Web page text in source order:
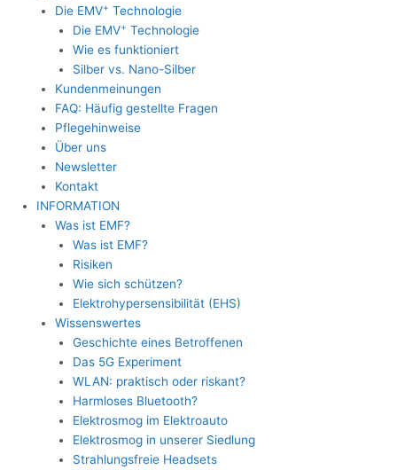
Die EMV+ Technologie
Die EMV+ Technologie
Wie es funktioniert
Silber vs. Nano-Silber
Kundenmeinungen
FAQ: Häufig gestellte Fragen
Pflegehinweise
Über uns
Newsletter
Kontakt
INFORMATION
Was ist EMF?
Was ist EMF?
Risiken
Wie sich schützen?
Elektrohypersensibilität (EHS)
Wissenswertes
Geschichte eines Betroffenen
Das 5G Experiment
WLAN: praktisch oder riskant?
Harmloses Bluetooth?
Elektrosmog im Elektroauto
Elektrosmog in unserer Siedlung
Strahlungsfreie Headsets